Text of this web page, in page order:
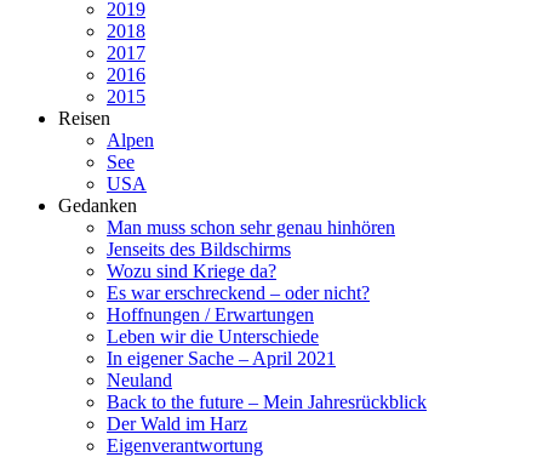
2019
2018
2017
2016
2015
Reisen
Alpen
See
USA
Gedanken
Man muss schon sehr genau hinhören
Jenseits des Bildschirms
Wozu sind Kriege da?
Es war erschreckend – oder nicht?
Hoffnungen / Erwartungen
Leben wir die Unterschiede
In eigener Sache – April 2021
Neuland
Back to the future – Mein Jahresrückblick
Der Wald im Harz
Eigenverantwortung